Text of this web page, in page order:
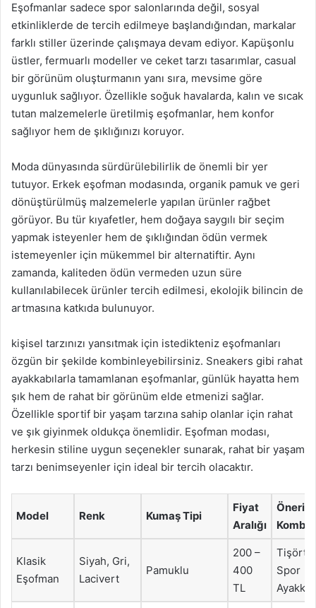
Eşofmanlar sadece spor salonlarında değil, sosyal
etkinliklerde de tercih edilmeye başlandığından, markalar
farklı stiller üzerinde çalışmaya devam ediyor. Kapüşonlu
üstler, fermuarlı modeller ve ceket tarzı tasarımlar, casual
bir görünüm oluşturmanın yanı sıra, mevsime göre
uygunluk sağlıyor. Özellikle soğuk havalarda, kalın ve sıcak
tutan malzemelerle üretilmiş eşofmanlar, hem konfor
sağlıyor hem de şıklığınızı koruyor.
Moda dünyasında sürdürülebilirlik de önemli bir yer
tutuyor. Erkek eşofman modasında, organik pamuk ve geri
dönüştürülmüş malzemelerle yapılan ürünler rağbet
görüyor. Bu tür kıyafetler, hem doğaya saygılı bir seçim
yapmak isteyenler hem de şıklığından ödün vermek
istemeyenler için mükemmel bir alternatiftir. Aynı
zamanda, kaliteden ödün vermeden uzun süre
kullanılabilecek ürünler tercih edilmesi, ekolojik bilincin de
artmasına katkıda bulunuyor.
kişisel tarzınızı yansıtmak için istedikteniz eşofmanları
özgün bir şekilde kombinleyebilirsiniz. Sneakers gibi rahat
ayakkabılarla tamamlanan eşofmanlar, günlük hayatta hem
şık hem de rahat bir görünüm elde etmenizi sağlar.
Özellikle sportif bir yaşam tarzına sahip olanlar için rahat
ve şık giyinmek oldukça önemlidir. Eşofman modası,
herkesin stiline uygun seçenekler sunarak, rahat bir yaşam
tarzı benimseyenler için ideal bir tercih olacaktır.
Model Renk Kumaş Tipi
Fiyat
Aralığı
Kombin
Klasik
Eşofman
Siyah, Gri,
Lacivert
Pamuklu
200 –
400
TL
Tişört
Spor